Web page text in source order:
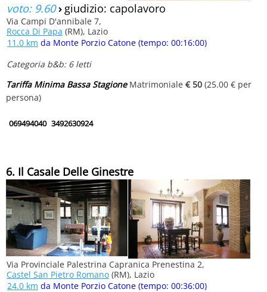
voto: 9.60› giudizio: capolavoro
Via Campi D'annibale 7,
Rocca Di Papa (RM), Lazio
11.0 km da Monte Porzio Catone (tempo: 00:16:00)
Categoria b&b: 6 letti
Tariffa Minima Bassa StagioneMatrimoniale € 50 (25.00 € per
persona)
069494040 3492630924
6. Il Casale Delle Ginestre
Via Provinciale Palestrina Capranica Prenestina 2,
Castel San Pietro Romano (RM), Lazio
24.0 km da Monte Porzio Catone (tempo: 00:36:00)